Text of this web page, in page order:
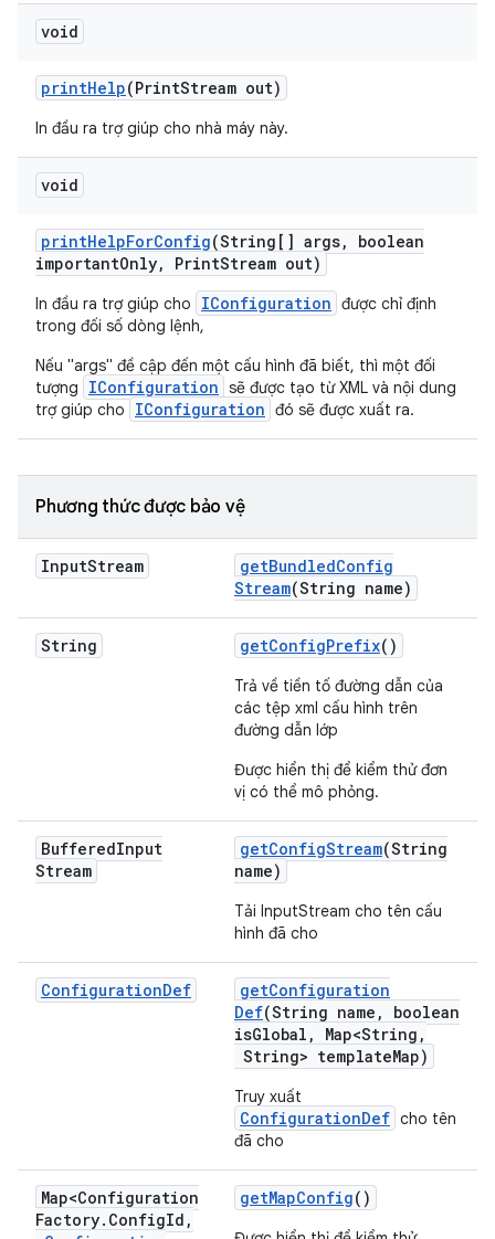
void
printHelp(PrintStream out)
In đầu ra trợ giúp cho nhà máy này.
void
printHelpForConfig(String[] args,
boolean
importantOnly, PrintStream out)
In đầu ra trợ giúp cho IConfiguration được chỉ định
trong đối số dòng lệnh,
Nếu "args" đề cập đến một cấu hình đã biết, thì một đối
tượng
IConfiguration sẽ được tạo từ XML và nội dung
trợ giúp cho
IConfiguration đó sẽ được xuất ra.
Phương thức được bảo vệ
InputStream getBundledConfig
Stream(String name)
String getConfigPrefix()
Trả về tiền tố đường dẫn của
các tệp xml cấu hình trên
đường dẫn lớp
Được hiển thị để kiểm thử đơn
vị có thể mô phỏng.
BufferedInput
Stream
getConfigStream(String
name)
Tải InputStream cho tên cấu
hình đã cho
ConfigurationDef getConfiguration
Def(String name ,
boolean
isGlobal , Map<String ,
String> templateMap)
Truy xuất
ConfigurationDef cho tên
đã cho
Map<Configuration
Factory. ConfigId ,
getMapConfig()